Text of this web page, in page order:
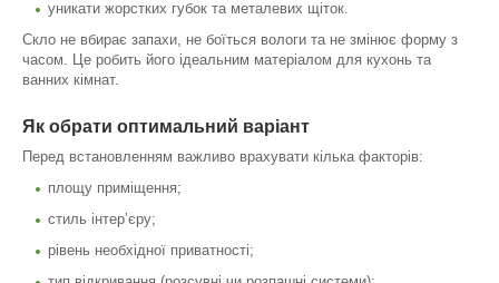
уникати жорстких губок та металевих щіток.
Скло не вбирає запахи, не боїться вологи та не змінює форму з
часом. Це робить його ідеальним матеріалом для кухонь та
ванних кімнат.
Як обрати оптимальний варіант
Перед встановленням важливо врахувати кілька факторів:
площу приміщення;
стиль інтер’єру;
рівень необхідної приватності;